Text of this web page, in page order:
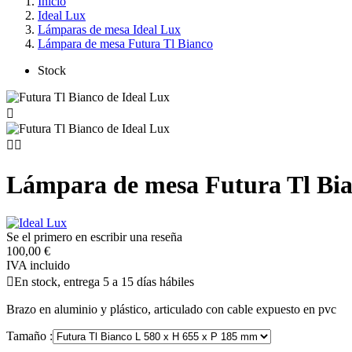
Ideal Lux
Lámparas de mesa Ideal Lux
Lámpara de mesa Futura Tl Bianco
Stock

 
Lámpara de mesa Futura Tl
Se el primero en escribir una reseña
100,00 €
IVA incluido
En stock, entrega 5 a 15 días hábiles
Brazo en aluminio y plástico, articulado con cable expuesto en pvc
Tamaño :